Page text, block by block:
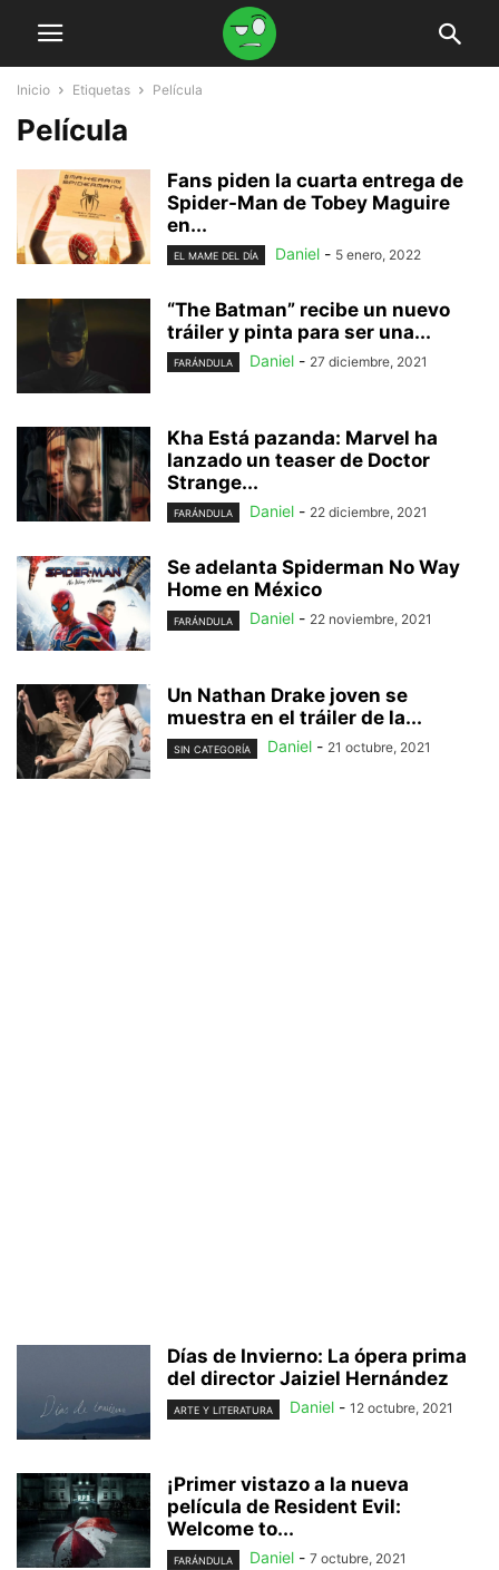
Inicio Etiquetas Película
Película
Fans piden la cuarta entrega de
Spider-Man de Tobey Maguire
en...
EL MAME DEL DÍA Daniel - 5 enero, 2022
“The Batman” recibe un nuevo
tráiler y pinta para ser una...
FARÁNDULA Daniel - 27 diciembre, 2021
Kha Está pazanda: Marvel ha
lanzado un teaser de Doctor
Strange...
FARÁNDULA Daniel - 22 diciembre, 2021
Se adelanta Spiderman No Way
Home en México
FARÁNDULA Daniel - 22 noviembre, 2021
Un Nathan Drake joven se
muestra en el tráiler de la...
SIN CATEGORÍA Daniel - 21 octubre, 2021
Días de Invierno: La ópera prima
del director Jaiziel Hernández
ARTE Y LITERATURA Daniel - 12 octubre, 2021
¡Primer vistazo a la nueva
película de Resident Evil:
Welcome to...
FARÁNDULA Daniel - 7 octubre, 2021